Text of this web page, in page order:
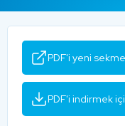
PDF'i yeni
PDF'i indirmek